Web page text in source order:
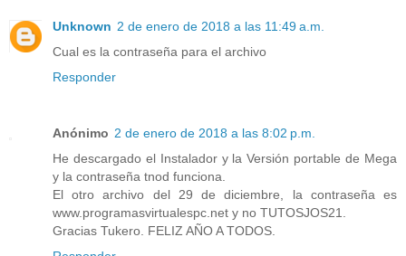
Unknown 2 de enero de 2018 a las 11:49 a.m.
Cual es la contraseña para el archivo
Responder
Anónimo 2 de enero de 2018 a las 8:02 p.m.
He descargado el Instalador y la Versión portable de Mega
y la contraseña tnod funciona.
El otro archivo del 29 de diciembre, la contraseña es
www.programasvirtualespc.net y no TUTOSJOS21.
Gracias Tukero. FELIZ AÑO A TODOS.